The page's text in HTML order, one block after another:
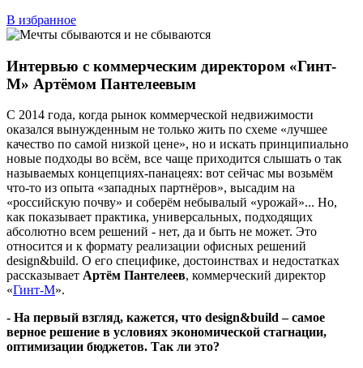
В избранное
Интервью с коммерческим директором «Гинт-
М» Артёмом Пантелеевым
С 2014 года, когда рынок коммерческой недвижимости
оказался вынужденным не только жить по схеме «лучшее
качество по самой низкой цене», но и искать принципиально
новые подходы во всём, все чаще приходится слышать о так
называемых концепциях-панацеях: вот сейчас мы возьмём
что-то из опыта «западных партнёров», высадим на
«российскую почву» и соберём небывалый «урожай»... Но,
как показывает практика, универсальных, подходящих
абсолютно всем решений - нет, да и быть не может. Это
относится и к формату реализации офисных решений
design&build. О его специфике, достоинствах и недостатках
рассказывает Артём Пантелеев, коммерческий директор
«Гинт-М».
- На первый взгляд, кажется, что design&build – самое
верное решение в условиях экономической стагнации,
оптимизации бюджетов. Так ли это?